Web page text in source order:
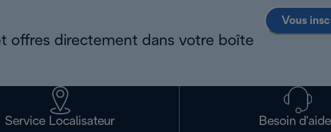
offres directement dans votre boîte
Vous
Service Localisateur Besoin